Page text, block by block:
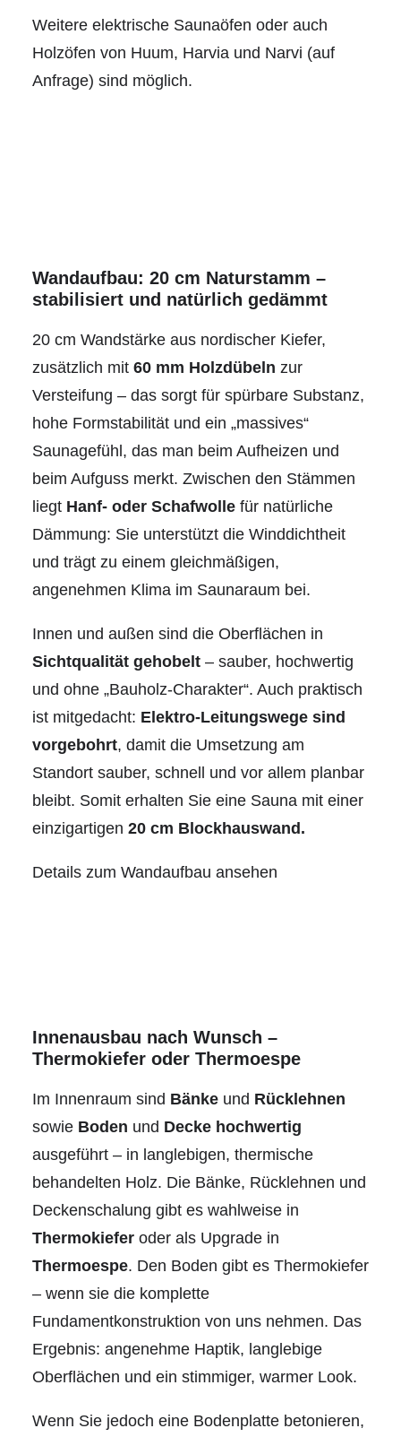
Weitere elektrische Saunaöfen oder auch
Holzöfen von Huum, Harvia und Narvi (auf
Anfrage) sind möglich.
Wandaufbau: 20 cm Naturstamm –
stabilisiert und natürlich gedämmt
20 cm Wandstärke aus nordischer Kiefer,
zusätzlich mit 60 mm Holzdübeln zur
Versteifung – das sorgt für spürbare Substanz,
hohe Formstabilität und ein „massives“
Saunagefühl, das man beim Aufheizen und
beim Aufguss merkt. Zwischen den Stämmen
liegt Hanf- oder Schafwolle für natürliche
Dämmung: Sie unterstützt die Winddichtheit
und trägt zu einem gleichmäßigen,
angenehmen Klima im Saunaraum bei.
Innen und außen sind die Oberflächen in
Sichtqualität gehobelt – sauber, hochwertig
und ohne „Bauholz-Charakter“. Auch praktisch
ist mitgedacht: Elektro-Leitungswege sind
vorgebohrt, damit die Umsetzung am
Standort sauber, schnell und vor allem planbar
bleibt. Somit erhalten Sie eine Sauna mit einer
einzigartigen 20 cm Blockhauswand.
Details zum Wandaufbau ansehen
Innenausbau nach Wunsch –
Thermokiefer oder Thermoespe
Im Innenraum sind Bänke und Rücklehnen
sowie Boden und Decke hochwertig
ausgeführt – in langlebigen, thermische
behandelten Holz. Die Bänke, Rücklehnen und
Deckenschalung gibt es wahlweise in
Thermokiefer oder als Upgrade in
Thermoespe. Den Boden gibt es Thermokiefer
– wenn sie die komplette
Fundamentkonstruktion von uns nehmen. Das
Ergebnis: angenehme Haptik, langlebige
Oberflächen und ein stimmiger, warmer Look.
Wenn Sie jedoch eine Bodenplatte betonieren,